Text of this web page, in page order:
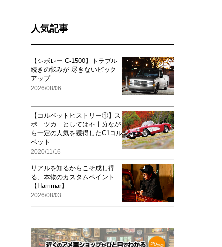
人気記事
【シボレー C-1500】トラブル
続きの悩みが 尽きないピック
アップ
2026/08/06
【コルベットヒストリー①】ス
ポーツカーとしては不十分なが
ら一定の人気を獲得したC1コル
ベット
2020/11/16
リアルを知るからこそ成し得
る、本物のカスタムペイント
【Hammar】
2026/08/03